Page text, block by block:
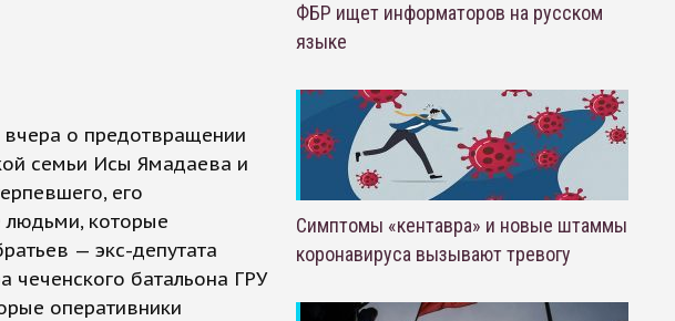
о предотвращении
семьи Исы Ямадаева и
его
людьми, которые
— экс-депутата
чеченского батальона ГРУ
оперативники
ФБР ищет информаторов на русском
языке
Симптомы «кентавра» и новые штаммы
коронавируса вызывают тревогу